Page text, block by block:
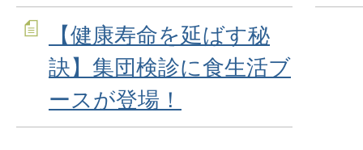
【健康寿命を延ばす秘
訣】集団検診に食生活ブ
ースが登場！